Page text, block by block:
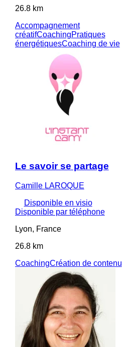
26.8 km
Accompagnement
créatifCoachingPratiques
énergétiquesCoaching de vie
Le savoir se partage
Camille LAROQUE
Disponible en visio
Disponible par téléphone
Lyon, France
26.8 km
CoachingCréation de contenu